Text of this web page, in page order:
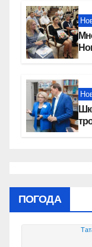
ПОГОДА